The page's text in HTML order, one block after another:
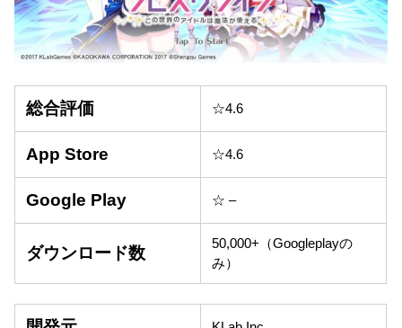
総合評価 ☆4.6
App Store ☆4.6
Google Play ☆ –
ダウンロード数
50,000+（Googleplayの
み）